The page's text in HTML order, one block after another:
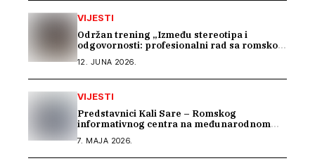
VIJESTI
Održan trening „Između stereotipa i
odgovornosti: profesionalni rad sa romskom
12. JUNA 2026.
VIJESTI
Predstavnici Kali Sare – Romskog
informativnog centra na međunarodnom
7. MAJA 2026.